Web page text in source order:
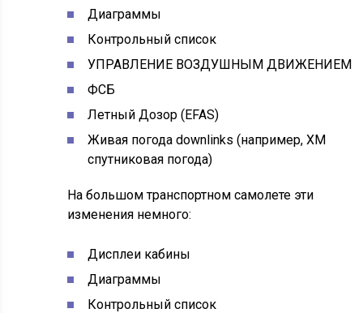
Диаграммы
Контрольный список
УПРАВЛЕНИЕ ВОЗДУШНЫМ ДВИЖЕНИЕМ
ФСБ
Летный Дозор (EFAS)
Живая погода downlinks (например, XM
спутниковая погода)
На большом транспортном самолете эти
изменения немного:
Дисплеи кабины
Диаграммы
Контрольный список